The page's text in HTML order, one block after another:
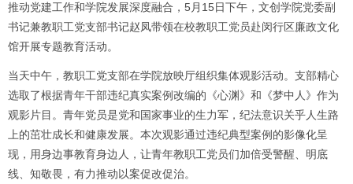
推动党建工作和学院发展深度融合，5月15日下午，文创学院党委副
书记兼教职工党支部书记赵凤带领在校教职工党员赴闵行区廉政文化
馆开展专题教育活动。
当天中午，教职工党支部在学院放映厅组织集体观影活动。支部精心
选取了根据青年干部违纪真实案例改编的《心渊》和《梦中人》作为
观影片目。青年党员是党和国家事业的生力军，纪法意识关乎人生路
上的茁壮成长和健康发展。本次观影通过违纪典型案例的影像化呈
现，用身边事教育身边人，让青年教职工党员们加倍受警醒、明底
线、知敬畏，有力推动以案促改促治。